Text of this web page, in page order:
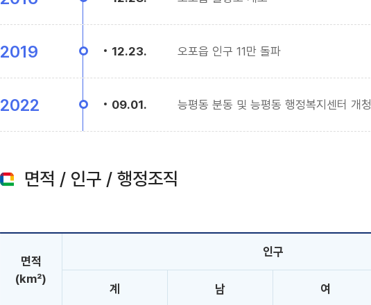
2019 12.23. 오포읍 인구 11만 돌파
2022 09.01. 능평동 분동 및 능평동 행정복지센터 개청
면적 / 인구 / 행정조직
면적
(km²)
인구
계 남 여